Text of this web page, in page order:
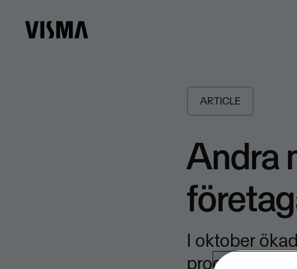
ARTICLE
Andra
I oktober
procent